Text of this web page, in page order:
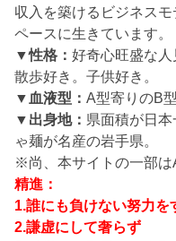
収入を築けるビジネス
ペースに生きています。
▼性格：好奇心旺盛な人
散歩好き。子供好き。
▼血液型：A型寄りのB型
▼出身地： 県面積が日
ゃ麺が名産の岩手県。
※尚、本サイトの一部は
精進：
1.誰にも負けない努力を
2.謙虚にして奢らず